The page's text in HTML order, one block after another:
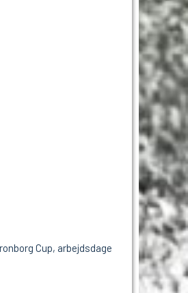
Cup, arbejdsdage